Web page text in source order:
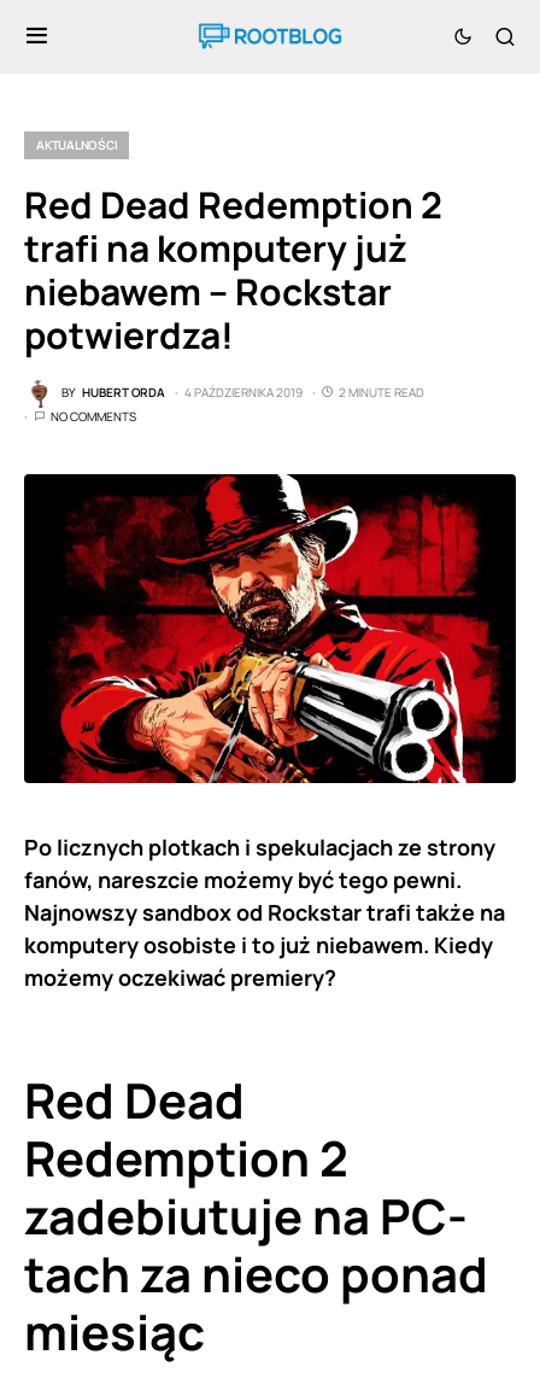
AKTUALNOŚCI
Red Dead Redemption 2
trafi na komputery już
niebawem – Rockstar
potwierdza!
BY HUBERT ORDA 4 PAŹDZIERNIKA 2019
2 MINUTE READ
NO COMMENTS
Po licznych plotkach i spekulacjach ze strony
fanów, nareszcie możemy być tego pewni.
Najnowszy sandbox od Rockstar trafi także na
komputery osobiste i to już niebawem. Kiedy
możemy oczekiwać premiery?
Red Dead
Redemption 2
zadebiutuje na PC-
tach za nieco ponad
miesiąc